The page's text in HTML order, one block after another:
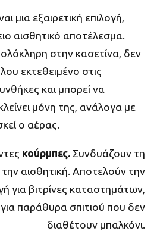
μια εξαιρετική επιλογή,
αισθητικό αποτέλεσμα.
ολόκληρη στην κασετίνα, δεν
εκτεθειμένο στις
και μπορεί να
μόνη της, ανάλογα με
ο αέρας.
κούρμπες. Συνδυάζουν τη
την αισθητική. Αποτελούν την
για βιτρίνες καταστημάτων,
παράθυρα σπιτιού που δεν
διαθέτουν μπαλκόνι.